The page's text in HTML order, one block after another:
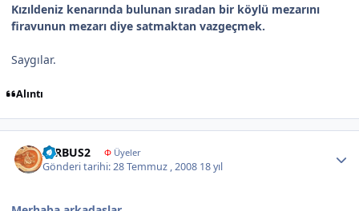
Kızıldeniz kenarında bulunan sıradan bir köylü mezarını
firavunun mezarı diye satmaktan vazgeçmek.
Saygılar.
Alıntı
AIRBUS2 ΦÜyeler
Gönderi tarihi:28 Temmuz , 2008 18 yıl